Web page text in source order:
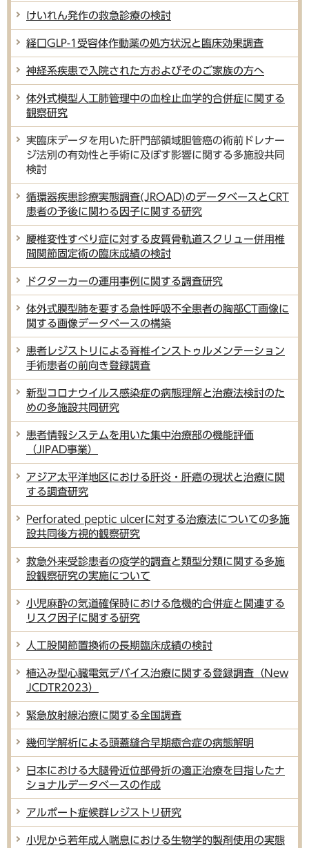
けいれん発作の救急診療の検討
経口GLP-1受容体作動薬の処方状況と臨床効果調査
神経系疾患で入院された方およびそのご家族の方へ
体外式模型人工肺管理中の血栓止血学的合併症に関する
観察研究
実臨床データを用いた肝門部領域胆管癌の術前ドレナー
ジ法別の有効性と手術に及ぼす影響に関する多施設共同
検討
循環器疾患診療実態調査(JROAD)のデータベースとCRT
患者の予後に関わる因子に関する研究
腰椎変性すべり症に対する皮質骨軌道スクリュー併用椎
間関節固定術の臨床成績の検討
ドクターカーの運用事例に関する調査研究
体外式膜型肺を要する急性呼吸不全患者の胸部CT画像に
関する画像データベースの構築
患者レジストリによる脊椎インストゥルメンテーション
手術患者の前向き登録調査
新型コロナウイルス感染症の病態理解と治療法検討のた
めの多施設共同研究
患者情報システムを用いた集中治療部の機能評価
（JIPAD事業）
アジア太平洋地区における肝炎・肝癌の現状と治療に関
する調査研究
Perforated peptic ulcerに対する治療法についての多施
設共同後方視的観察研究
救急外来受診患者の疫学的調査と類型分類に関する多施
設観察研究の実施について
小児麻酔の気道確保時における危機的合併症と関連する
リスク因子に関する研究
人工股関節置換術の長期臨床成績の検討
植込み型心臓電気デバイス治療に関する登録調査（New
JCDTR2023）
緊急放射線治療に関する全国調査
幾何学解析による頭蓋縫合早期癒合症の病態解明
日本における大腿骨近位部骨折の適正治療を目指したナ
ショナルデータベースの作成
アルポート症候群レジストリ研究
小児から若年成人喘息における生物学的製剤使用の実態